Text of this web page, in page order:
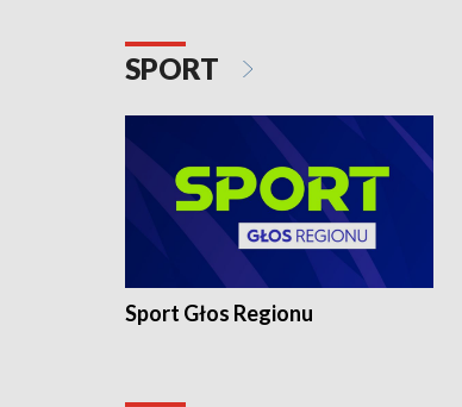
SPORT
Sport Głos Regionu